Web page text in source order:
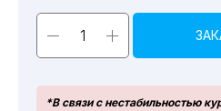
*В связи с нестабильностью